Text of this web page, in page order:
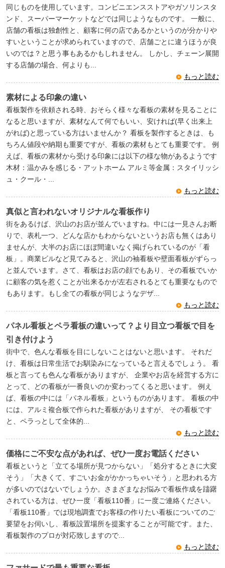
同じものを使用しています。コンビニエンスストアやガソリンスタ
ンド、スーパーマーケットなどでは同じようなものです。 一般に、
店舗の看板は独創性と、顧客に何の店であるかというのが分かりや
すいということが求められていますので、店舗ごとに違うほうが良
いのでは？と思う事もあるかもしれません。 しかし、チェーン展開
する店舗の場合、何よりも...
もっと読む
素材による印象の違い
看板製作を依頼される時、おそらく様々な看板の素材を見ることに
なると思いますが、素材なんて何でもいい、安ければ(早く出来上
がれば)と思っている方はいませんか？ 看板を製作するときは、も
ちろん値段や納期も重要ですが、看板の素材もとても重要です。 例
えば、看板の素材から受ける印象には以下の様な物があるようです
木材：温かみを感じる・アットホーム アルミ等金属：スタイリッシ
ュ・クール・...
もっと読む
真似と言われないオリジナルな看板作り
街をあるけば、沢山のお店が並んでいますね。中には一見さんお断
りで、表札一つ、どんな店かもわからないというお店も無くはあり
ませんが、大半のお店にほぼ間違いなく掲げられているのが「看
板」。商業ビルなど見てみると、沢山の袖看板や壁面看板がずらっ
と並んでいます。さて、看板はお店の顔でもあり、その看板でいか
に顧客の気を惹くことが出来るかが左右されるとても重要なもので
もあります。もし全ての看板が同じようなデザ...
もっと読む
パネル看板とペラ看板の違いって？より目立つ看板で目を
引き付けよう
街中で、色んな看板を目にしないことはないと思います。 それだ
け、看板は日常生活でお馴染みになっていると言えるでしょう。 看
板と言っても色んな看板がありますが、 企業やお店を経営する方に
とって、どの看板が一番良いのか変わってくると思います。 例え
ば、看板の中には「パネル看板」というものがあります。 看板の中
には、アルミ複合板で作られた看板がありますが、 その看板です
と、ペラっとして全体的...
もっと読む
価格にご不安な点があれば、ぜひ一度お電話ください
看板というと「立てる場所が見つからない」「処分するときに大変
そう」「大きくて、すごいお金がかかっちゃいそう」と思われる方
が多いのではないでしょうか。さまざまなお悩みで看板作成を躊躇
されている方は、ぜひ一度「看板110番」に一度ご連絡ください。
「看板110番」では現地調査でお客様の作りたい看板についてのご
要望をお伺いし、看板設置場所を提案することが可能です。また、
看板製作のプロが対応致しますので...
もっと読む